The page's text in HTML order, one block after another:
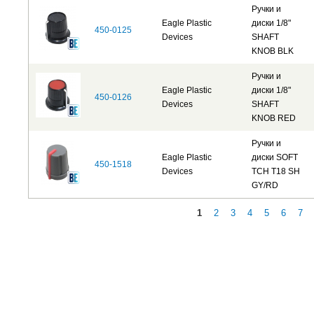
450-0125
Eagle Plastic
Devices
Ручки и
диски 1/8"
SHAFT
KNOB BLK
450-0126
Eagle Plastic
Devices
Ручки и
диски 1/8"
SHAFT
KNOB RED
450-1518
Eagle Plastic
Devices
Ручки и
диски SOFT
TCH T18 SH
GY/RD
1 2 3 4 5 6 7